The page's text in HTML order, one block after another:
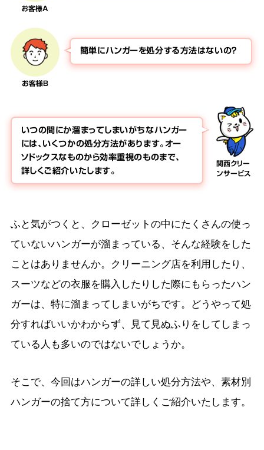
お客様A
お客様B
簡単にハンガーを処分する方法はないの？
関西クリー
ンサービス
いつの間にか溜まってしまいがちなハンガー
には、いくつかの処分方法があります。オー
ソドックスなものから効率重視のものまで、
詳しくご紹介いたします。
ふと気がつくと、クローゼットの中にたくさんの使っ
ていないハンガーが溜まっている、そんな経験をした
ことはありませんか。クリーニング店を利用したり、
スーツなどの衣服を購入したりした際にもらったハン
ガーは、特に溜まってしまいがちです。どうやって処
分すればいいかわからず、見て見ぬふりをしてしまっ
ている人も多いのではないでしょうか。
そこで、今回はハンガーの詳しい処分方法や、素材別
ハンガーの捨て方について詳しくご紹介いたします。